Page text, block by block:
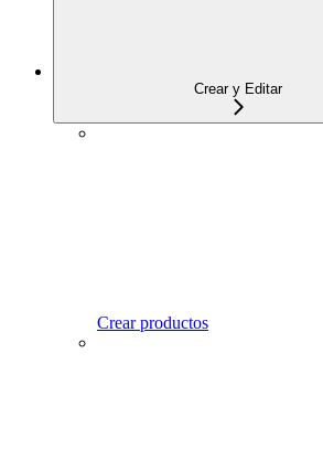
Crear y Editar
Crear productos